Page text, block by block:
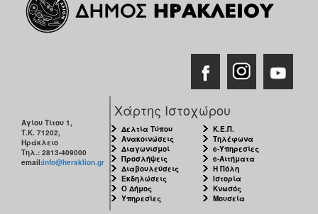
Αγίου Τίτου 1,
Τ.Κ. 71202,
Ηράκλειο
Τηλ.: 2813-409000
email:info@heraklion.gr
Χάρτης Ιστοχώρου
Δελτία Τύπου
Ανακοινώσεις
Διαγωνισμοί
Προσλήψεις
Διαβουλεύσεις
Εκδηλώσεις
Ο Δήμος
Υπηρεσίες
Κ.Ε.Π.
Τηλέφωνα
e-Υπηρεσίες
e-Αιτήματα
Η Πόλη
Ιστορία
Κνωσός
Μουσεία